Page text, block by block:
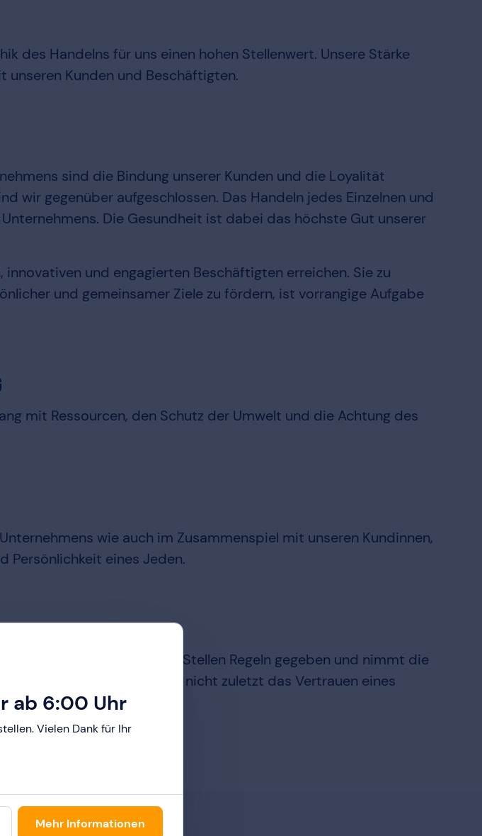
des Handelns für uns einen hohen Stellenwert. Unsere Stärke
Kunden und Beschäftigten.
sind die Bindung unserer Kunden und die Loyalität
wir gegenüber aufgeschlossen. Das Handeln jedes Einzelnen und
Die Gesundheit ist dabei das höchste Gut unserer
und engagierten Beschäftigten erreichen. Sie zu
und gemeinsamer Ziele zu fördern, ist vorrangige Aufgabe
mit Ressourcen, den Schutz der Umwelt und die Achtung des
wie auch im Zusammenspiel mit unseren Kundinnen,
Persönlichkeit eines Jeden.
AöR hat sich an vielen Stellen Regeln gegeben und nimmt die
die Glaubwürdigkeit und nicht zuletzt das Vertrauen eines
ab 6:00 Uhr
Vielen Dank für Ihr
Mehr Informationen